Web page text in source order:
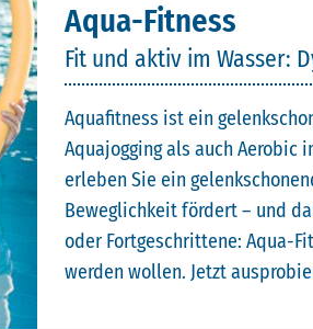
Aqua-Fitness
Fit und aktiv im Wasser:
Aquafitness ist ein
Aquajogging als auch Aerobic
erleben Sie ein
Beweglichkeit fördert – und
oder Fortgeschrittene: Aqua-
werden wollen. Jetzt